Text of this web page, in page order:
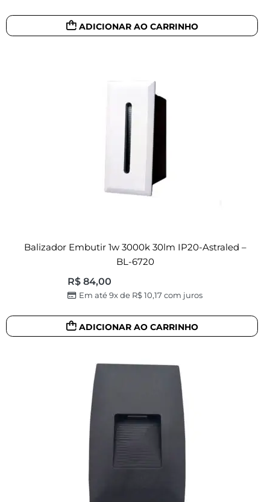
ADICIONAR AO CARRINHO
Balizador Embutir 1w 3000k 30lm IP20-Astraled –
BL-6720
R$ 84,00
Em até 9x de R$10,17 com juros
ADICIONAR AO CARRINHO